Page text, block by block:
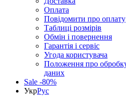
Оплата
Повідомити про оплату
Таблиці розмірів
Обмін і повернення
Гарантія і сервіс
Угода користувача
Положення про
даних
Sale -80%
УкрРус